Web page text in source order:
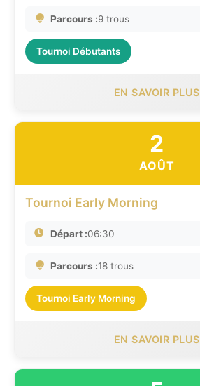
Parcours :9 trous
Tournoi Débutants
EN SAVOIR PLUS
2
AOÛT
Tournoi Early Morning
Départ :06:30
Parcours :18 trous
Tournoi Early Morning
EN SAVOIR PLUS